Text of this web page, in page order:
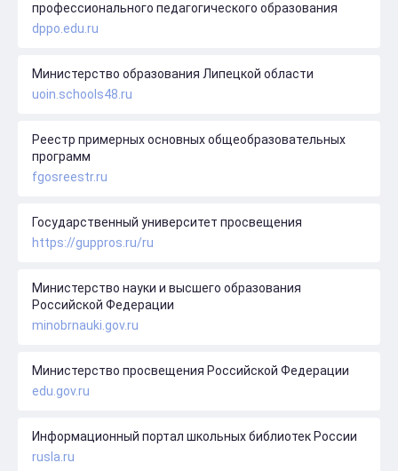
профессионального педагогического образования
dppo.edu.ru
Министерство образования Липецкой области
uoin.schools48.ru
Реестр примерных основных общеобразовательных
программ
fgosreestr.ru
Государственный университет просвещения
https://guppros.ru/ru
Министерство науки и высшего образования
Российской Федерации
minobrnauki.gov.ru
Министерство просвещения Российской Федерации
edu.gov.ru
Информационный портал школьных библиотек России
rusla.ru